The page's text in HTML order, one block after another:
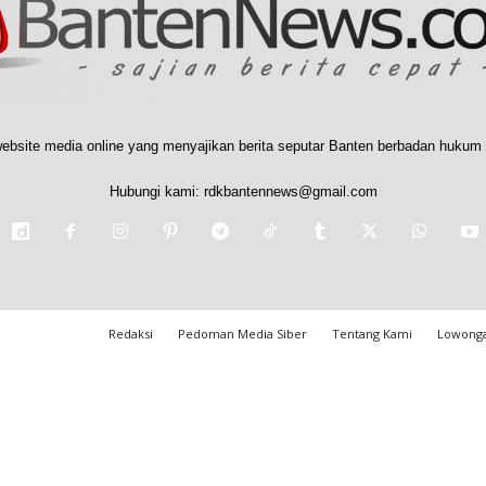
media online yang menyajikan berita seputar Banten berbadan
Hubungi kami: rdkbantennews@gmail.com
Redaksi Pedoman Media Siber Tentang Kami